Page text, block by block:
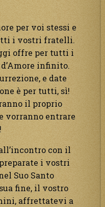
per voi stessi e
i vostri fratelli.
offre per tutti i
infinito.
e date
è per tutti, sì!
il proprio
vorranno entrare
con il
i vostri
Suo Santo
fine, il vostro
affrettatevi a